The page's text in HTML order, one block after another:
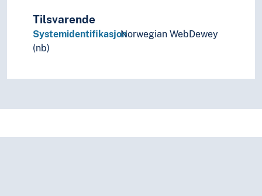
Tilsvarende
Systemidentifikasjon
(nb)
Norwegian WebDewey